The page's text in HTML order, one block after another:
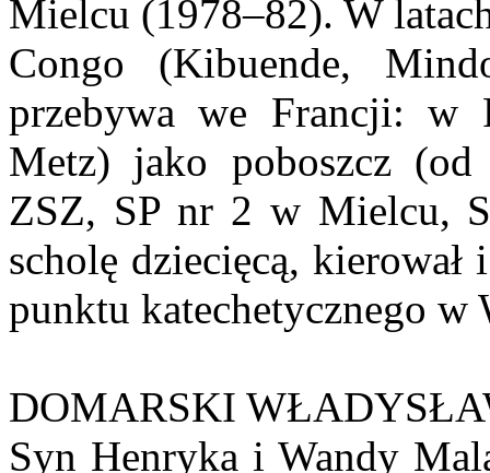
Mielcu (1978–82). W
Congo (Kibuende,
przebywa we Francji: w
Metz) jako poboszcz
ZSZ, SP nr 2 w Mielcu,
scholę dziecięcą,
punktu katechetycznego
DOMARSKI
Syn Henryka i Wandy